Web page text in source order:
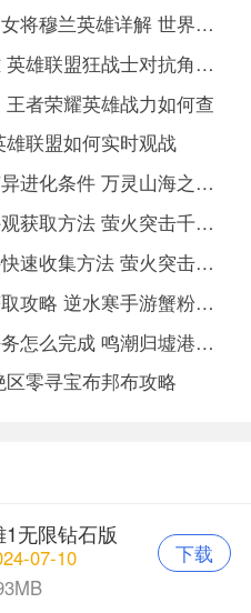
世界启元输出爆炸的战场女将穆兰英雄详解 世界启元输出爆炸的战场女将穆兰英雄详细介绍
英雄联盟狂战士克制英雄 英雄联盟狂战士对抗角色解析
者荣耀英雄战力如何查
联盟如何实时观战
万灵山海之境宠物二次变异进化条件 万灵山海之境宠物二次变异属性对比
萤火突击千里江山武器外观获取方法 萤火突击千里江山如何获取武器外观
萤火突击手游铁零件材料快速收集方法 萤火突击手游铁零件材料获取地点大全
逆水寒手游蟹粉酥配方获取攻略 逆水寒手游蟹粉酥配方怎么获得
鸣潮归墟港市地下洞穴任务怎么完成 鸣潮归墟港市地下洞穴任务完成攻略
零寻宝布邦布攻略
无限钻石版
07-10
下载